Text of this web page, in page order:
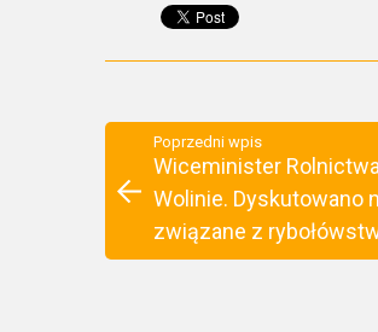
Poprzedni wpis
Wiceminister
Wolinie. Dyskutowano
związane z